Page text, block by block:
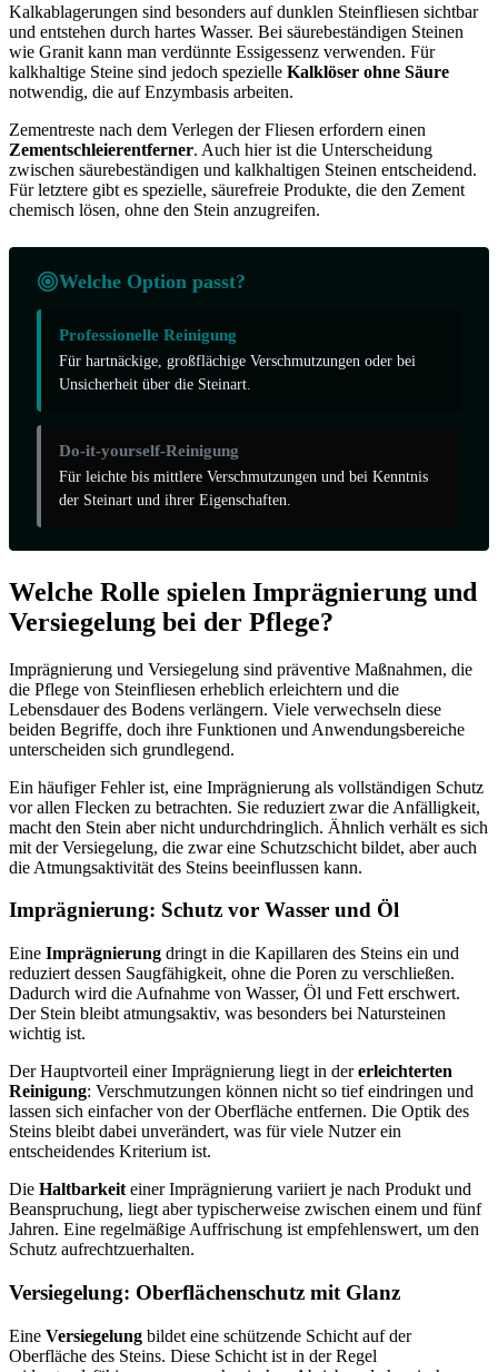
Kalkablagerungen sind besonders auf dunklen Steinfliesen sichtbar
und entstehen durch hartes Wasser. Bei säurebeständigen Steinen
wie Granit kann man verdünnte Essigessenz verwenden. Für
kalkhaltige Steine sind jedoch spezielle Kalklöser ohne Säure
notwendig, die auf Enzymbasis arbeiten.
Zementreste nach dem Verlegen der Fliesen erfordern einen
Zementschleierentferner. Auch hier ist die Unterscheidung
zwischen säurebeständigen und kalkhaltigen Steinen entscheidend.
Für letztere gibt es spezielle, säurefreie Produkte, die den Zement
chemisch lösen, ohne den Stein anzugreifen.
Welche Option passt?
Professionelle Reinigung
Für hartnäckige, großflächige Verschmutzungen oder bei
Unsicherheit über die Steinart.
Do-it-yourself-Reinigung
Für leichte bis mittlere Verschmutzungen und bei Kenntnis
der Steinart und ihrer Eigenschaften.
Welche Rolle spielen Imprägnierung und
Versiegelung bei der Pflege?
Imprägnierung und Versiegelung sind präventive Maßnahmen, die
die Pflege von Steinfliesen erheblich erleichtern und die
Lebensdauer des Bodens verlängern. Viele verwechseln diese
beiden Begriffe, doch ihre Funktionen und Anwendungsbereiche
unterscheiden sich grundlegend.
Ein häufiger Fehler ist, eine Imprägnierung als vollständigen Schutz
vor allen Flecken zu betrachten. Sie reduziert zwar die Anfälligkeit,
macht den Stein aber nicht undurchdringlich. Ähnlich verhält es sich
mit der Versiegelung, die zwar eine Schutzschicht bildet, aber auch
die Atmungsaktivität des Steins beeinflussen kann.
Imprägnierung: Schutz vor Wasser und Öl
Eine Imprägnierung dringt in die Kapillaren des Steins ein und
reduziert dessen Saugfähigkeit, ohne die Poren zu verschließen.
Dadurch wird die Aufnahme von Wasser, Öl und Fett erschwert.
Der Stein bleibt atmungsaktiv, was besonders bei Natursteinen
wichtig ist.
Der Hauptvorteil einer Imprägnierung liegt in dererleichterten
Reinigung: Verschmutzungen können nicht so tief eindringen und
lassen sich einfacher von der Oberfläche entfernen. Die Optik des
Steins bleibt dabei unverändert, was für viele Nutzer ein
entscheidendes Kriterium ist.
Die Haltbarkeit einer Imprägnierung variiert je nach Produkt und
Beanspruchung, liegt aber typischerweise zwischen einem und fünf
Jahren. Eine regelmäßige Auffrischung ist empfehlenswert, um den
Schutz aufrechtzuerhalten.
Versiegelung: Oberflächenschutz mit Glanz
Eine Versiegelung bildet eine schützende Schicht auf der
Oberfläche des Steins. Diese Schicht ist in der Regel